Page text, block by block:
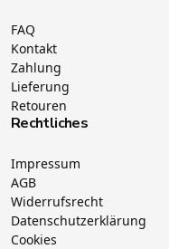
FAQ
Kontakt
Zahlung
Lieferung
Retouren
Rechtliches
Impressum
AGB
Widerrufsrecht
Datenschutzerklärung
Cookies